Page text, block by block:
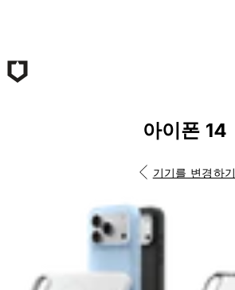
아이폰 14
기기를 변경하기